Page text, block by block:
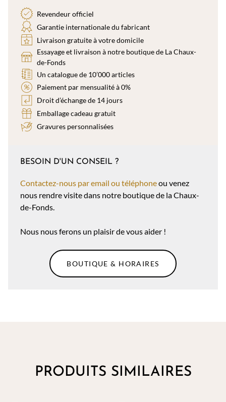
Revendeur officiel
Garantie internationale du fabricant
Livraison gratuite à votre domicile
Essayage et livraison à notre boutique de La Chaux-
de-Fonds
Un catalogue de 10’000 articles
Paiement par mensualité à 0%
Droit d’échange de 14 jours
Emballage cadeau gratuit
Gravures personnalisées
BESOIN D'UN CONSEIL ?
Contactez-nous par email ou téléphoneou venez
nous rendre visite dans notre boutique de la Chaux-
de-Fonds.
Nous nous ferons un plaisir de vous aider !
BOUTIQUE & HORAIRES
PRODUITS SIMILAIRES